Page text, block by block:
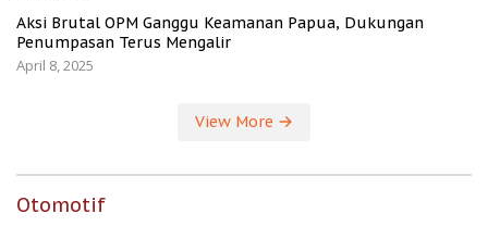
Aksi Brutal OPM Ganggu Keamanan Papua, Dukungan
Penumpasan Terus Mengalir
April 8, 2025
View More
Otomotif